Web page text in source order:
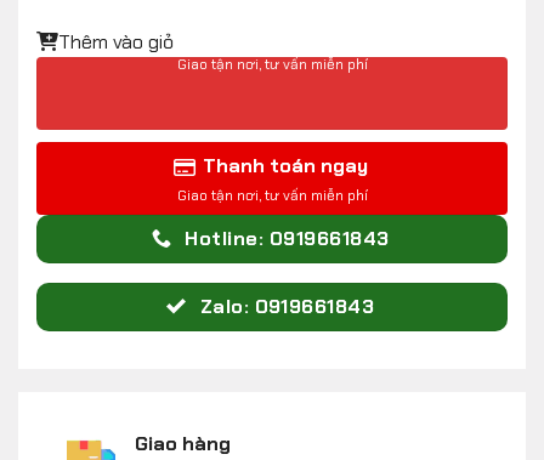
Thêm vào giỏ
Thanh toán ngay
Hotline: 0919661843
Zalo: 0919661843
Giao hàng